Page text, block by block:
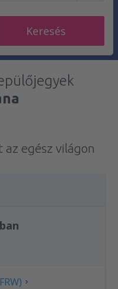
Keresés
egész világon